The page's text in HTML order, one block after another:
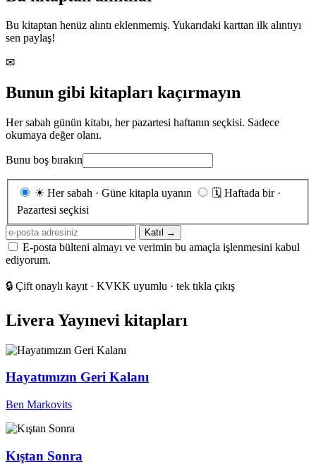
Bu kitaptan henüz alıntı eklenmemiş. Yukarıdaki karttan ilk alıntıyı
sen paylaş!
✉
Bunun gibi kitapları kaçırmayın
Her sabah günün kitabı, her pazartesi haftanın seçkisi. Sadece
okumaya değer olanı.
Bunu boş bırakın
Gönderim
☀ Her sabah · Güne kitapla uyanın 🗓 Haftada bir ·
Pazartesi seçkisi
E-
posta
adresiniz
Katıl →
E-posta bülteni almayı ve verimin bu amaçla işlenmesini kabul
ediyorum.
🔒 Çift onaylı kayıt · KVKK uyumlu · tek tıkla çıkış
Livera Yayınevi kitapları
Hayatımızın Geri Kalanı
Ben Markovits
Kıştan Sonra